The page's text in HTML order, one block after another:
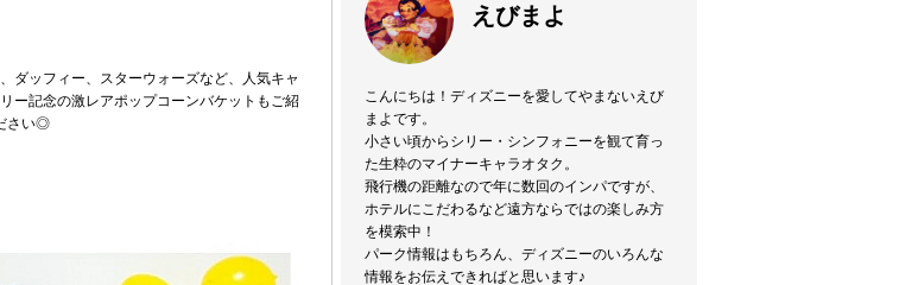
ダッフィー、スターウォーズなど、人気キャ
ー記念の激レアポップコーンバケットもご紹
さい◎
えびまよ
こんにちは！ディズニーを愛してやまないえび
まよです。
小さい頃からシリー・シンフォニーを観て育っ
た生粋のマイナーキャラオタク。
飛行機の距離なので年に数回のインパですが、
ホテルにこだわるなど遠方ならではの楽しみ方
を模索中！
パーク情報はもちろん、ディズニーのいろんな
情報をお伝えできればと思います♪